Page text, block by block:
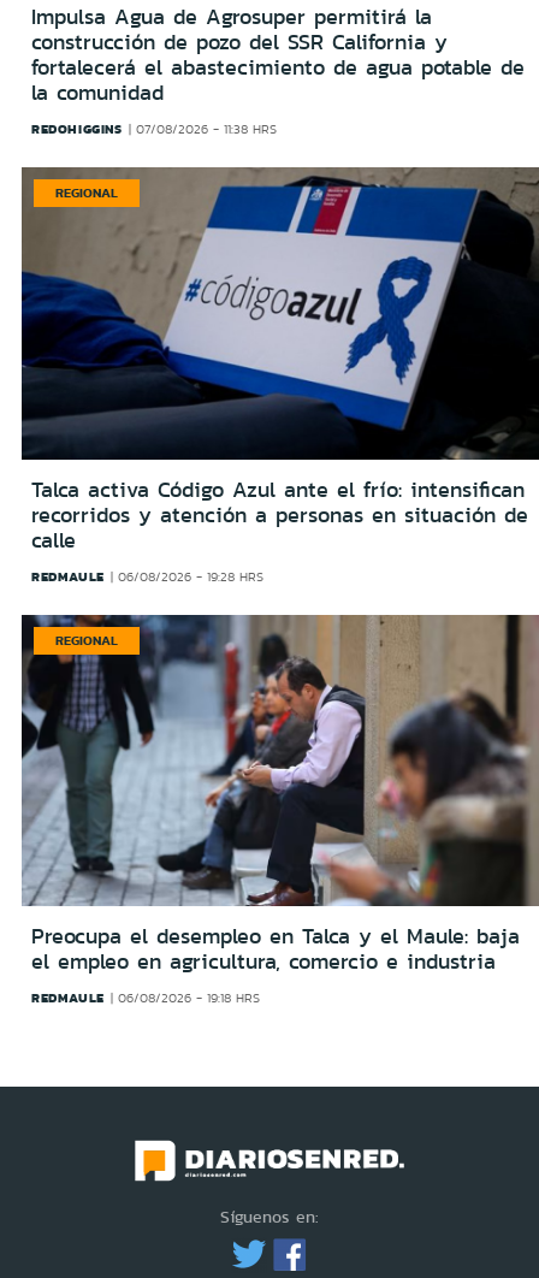
Impulsa Agua de Agrosuper permitirá la
construcción de pozo del SSR California y
fortalecerá el abastecimiento de agua potable de
la comunidad
REDOHIGGINS 07/08/2026 - 11:38 HRS
REGIONAL
Talca activa Código Azul ante el frío: intensifican
recorridos y atención a personas en situación de
calle
REDMAULE 06/08/2026 - 19:28 HRS
REGIONAL
Preocupa el desempleo en Talca y el Maule: baja
el empleo en agricultura, comercio e industria
REDMAULE 06/08/2026 - 19:18 HRS
Síguenos en: